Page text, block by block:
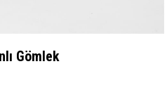
Gömlek